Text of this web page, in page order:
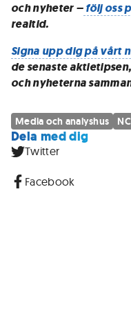
och nyheter –följ oss
realtid.
Signa upp dig på vårt
de senaste
och nyheterna
Media och analyshus
Dela med dig
Twitter
Facebook